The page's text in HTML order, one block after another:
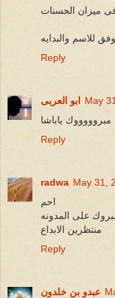
ميزان الحسنات
للاسم والبدايه
Reply
ابو العربى
May
مبروووووك ياباشا
Reply
radwa May 31,
احم
على المدونه
منتظرين الابداع
Reply
عبدو بن خلدون